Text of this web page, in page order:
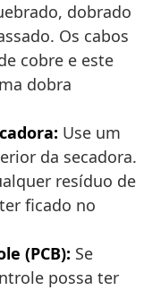
dobrado
Os cabos
cobre e este
dobra
Use um
da secadora.
resíduo de
ficado no
(PCB): Se
possa ter